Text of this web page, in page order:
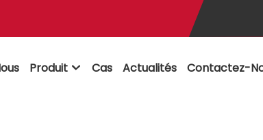
Produit  Cas Actualités Contactez-